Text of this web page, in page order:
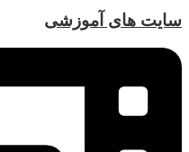
سایت های آموزشی